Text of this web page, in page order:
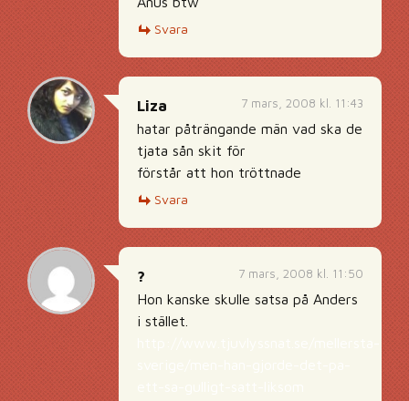
Svara
7 mars, 2008 kl. 11:43
Liza
hatar påträngande män vad ska de
tjata sån skit för
förstår att hon tröttnade
Svara
7 mars, 2008 kl. 11:50
?
Hon kanske skulle satsa på Anders
i stället.